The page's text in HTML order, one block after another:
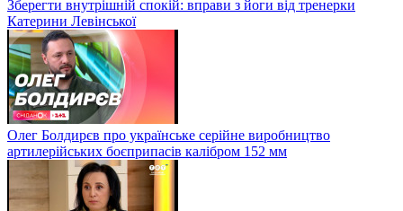
Зберегти внутрішній спокій: вправи з йоги від тренерки
Катерини Левінської
Олег Болдирєв про українське серійне виробництво
артилерійських боєприпасів калібром 152 мм